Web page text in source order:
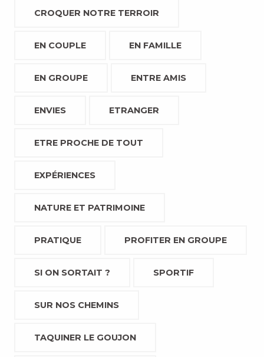
CROQUER NOTRE TERROIR
EN COUPLE EN FAMILLE
EN GROUPE ENTRE AMIS
ENVIES ETRANGER
ETRE PROCHE DE TOUT
EXPÉRIENCES
NATURE ET PATRIMOINE
PRATIQUE PROFITER EN GROUPE
SI ON SORTAIT ? SPORTIF
SUR NOS CHEMINS
TAQUINER LE GOUJON